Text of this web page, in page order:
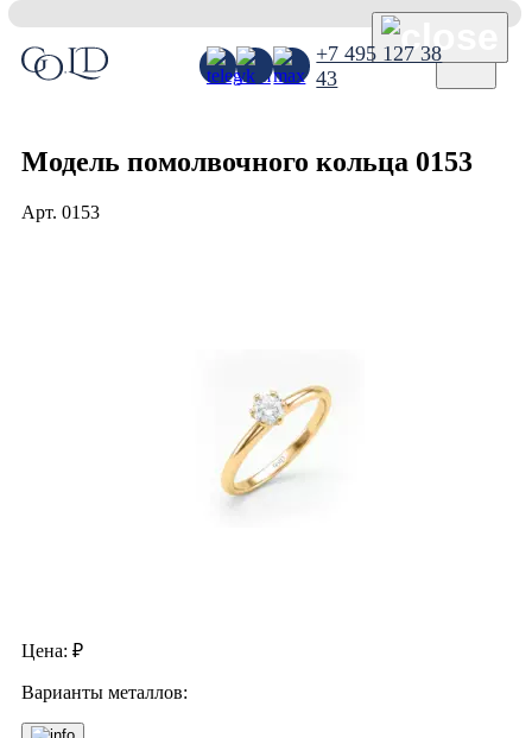
+7 495 127 38
43
Модель помолвочного кольца 0153
Арт. 0153
Цена: ₽
Варианты металлов:
×